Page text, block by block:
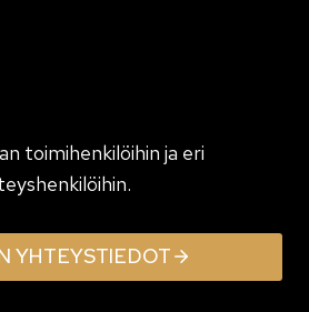
toimi­henkilöihin ja eri
YHTEYSTIEDOT